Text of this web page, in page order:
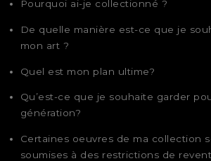
Pourquoi ai-je collectionné ?
De quelle manière est-ce que je
mon art ?
Quel est mon plan ultime?
Qu’est-ce que je souhaite garder
génération?
Certaines oeuvres de ma collection
soumises à des restrictions de